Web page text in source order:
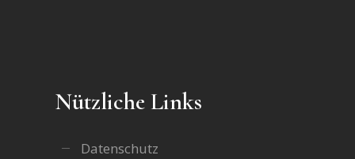
Nützliche Links
Datenschutz